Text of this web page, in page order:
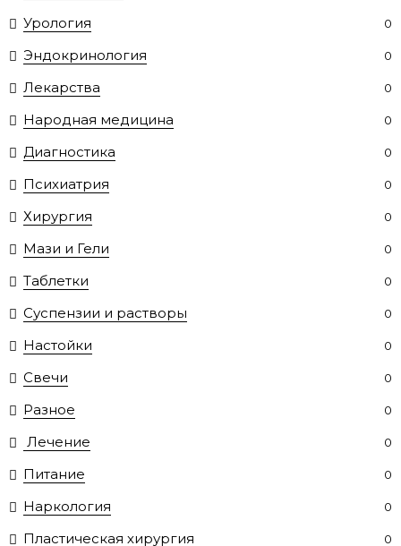
Урология 0
Эндокринология 0
Лекарства 0
Народная медицина 0
Диагностика 0
Психиатрия 0
Хирургия 0
Мази и Гели 0
Таблетки 0
Суспензии и растворы 0
Настойки 0
Свечи 0
Разное 0
Лечение 0
Питание 0
Наркология 0
Пластическая хирургия 0